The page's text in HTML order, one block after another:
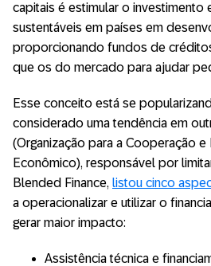
capitais é estimular o investimento
sustentáveis em países em
proporcionando fundos de
que os do mercado para ajudar
Esse conceito está se
considerado uma tendência em
(Organização para a Cooperação
Econômico), responsável por
Blended Finance, listou cinco
a operacionalizar e utilizar o
gerar maior impacto:
Assistência técnica e